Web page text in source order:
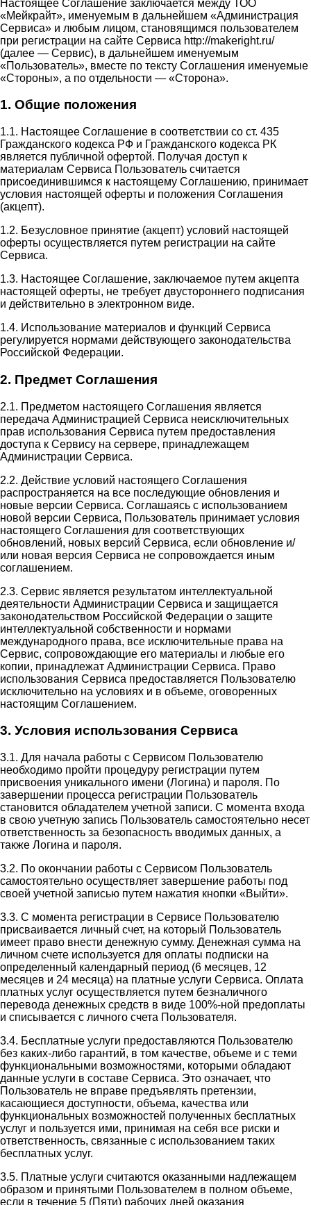
Настоящее Соглашение заключается между ТОО
«Мейкрайт», именуемым в дальнейшем «Администрация
Сервиса» и любым лицом, становящимся пользователем
при регистрации на сайте Сервиса http://makeright.ru/
(далее — Сервис), в дальнейшем именуемым
«Пользователь», вместе по тексту Соглашения именуемые
«Стороны», а по отдельности — «Сторона».
1. Общие положения
1.1. Настоящее Соглашение в соответствии со ст. 435
Гражданского кодекса РФ и Гражданского кодекса РК
является публичной офертой. Получая доступ к
материалам Сервиса Пользователь считается
присоединившимся к настоящему Соглашению, принимает
условия настоящей оферты и положения Соглашения
(акцепт).
1.2. Безусловное принятие (акцепт) условий настоящей
оферты осуществляется путем регистрации на сайте
Сервиса.
1.3. Настоящее Соглашение, заключаемое путем акцепта
настоящей оферты, не требует двустороннего подписания
и действительно в электронном виде.
1.4. Использование материалов и функций Сервиса
регулируется нормами действующего законодательства
Российской Федерации.
2. Предмет Соглашения
2.1. Предметом настоящего Соглашения является
передача Администрацией Сервиса неисключительных
прав использования Сервиса путем предоставления
доступа к Сервису на сервере, принадлежащем
Администрации Сервиса.
2.2. Действие условий настоящего Соглашения
распространяется на все последующие обновления и
новые версии Сервиса. Соглашаясь с использованием
новой версии Сервиса, Пользователь принимает условия
настоящего Соглашения для соответствующих
обновлений, новых версий Сервиса, если обновление и/
или новая версия Сервиса не сопровождается иным
соглашением.
2.3. Сервис является результатом интеллектуальной
деятельности Администрации Сервиса и защищается
законодательством Российской Федерации о защите
интеллектуальной собственности и нормами
международного права, все исключительные права на
Сервис, сопровождающие его материалы и любые его
копии, принадлежат Администрации Сервиса. Право
использования Сервиса предоставляется Пользователю
исключительно на условиях и в объеме, оговоренных
настоящим Соглашением.
3. Условия использования Сервиса
3.1. Для начала работы с Сервисом Пользователю
необходимо пройти процедуру регистрации путем
присвоения уникального имени (Логина) и пароля. По
завершении процесса регистрации Пользователь
становится обладателем учетной записи. С момента входа
в свою учетную запись Пользователь самостоятельно несет
ответственность за безопасность вводимых данных, а
также Логина и пароля.
3.2. По окончании работы с Сервисом Пользователь
самостоятельно осуществляет завершение работы под
своей учетной записью путем нажатия кнопки «Выйти».
3.3. С момента регистрации в Сервисе Пользователю
присваивается личный счет, на который Пользователь
имеет право внести денежную сумму. Денежная сумма на
личном счете используется для оплаты подписки на
определенный календарный период (6 месяцев, 12
месяцев и 24 месяца) на платные услуги Сервиса. Оплата
платных услуг осуществляется путем безналичного
перевода денежных средств в виде 100%-ной предоплаты
и списывается с личного счета Пользователя.
3.4. Бесплатные услуги предоставляются Пользователю
без каких-либо гарантий, в том качестве, объеме и с теми
функциональными возможностями, которыми обладают
данные услуги в составе Сервиса. Это означает, что
Пользователь не вправе предъявлять претензии,
касающиеся доступности, объема, качества или
функциональных возможностей полученных бесплатных
услуг и пользуется ими, принимая на себя все риски и
ответственность, связанные с использованием таких
бесплатных услуг.
3.5. Платные услуги считаются оказанными надлежащем
образом и принятыми Пользователем в полном объеме,
если в течение 5 (Пяти) рабочих дней оказания